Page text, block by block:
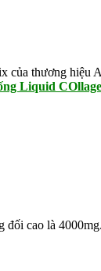
của thương
Liquid
đối cao là